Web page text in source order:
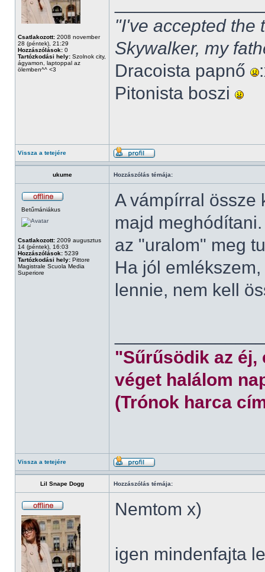
Csatlakozott: 2008 november
28 (péntek), 21:29
Hozzászólások: 0
Tartózkodási hely: Szolnok city,
ágyamon, laptoppal az
ölemben^^ <3
"I've accepted the
Skywalker, my
Dracoista papnő
Pitonista boszi
Vissza a tetejére
ukume Hozzászólás témája:
Betűmániákus
Csatlakozott: 2009 augusztus
14 (péntek), 16:03
Hozzászólások: 5239
Tartózkodási hely: Pittore
Magistrale Scuola Media
Superiore
A vámpírral össze
majd
az "uralom" meg
Ha jól
lennie, nem kell
"Sűrűsödik az éj,
véget halálom
(Trónok harca
Vissza a tetejére
Lil Snape Dogg Hozzászólás témája:
Nemtom x)
igen mindenfajta